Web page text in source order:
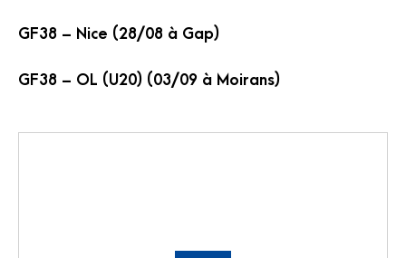
GF38 – Nice (28/08 à Gap)
GF38 – OL (U20) (03/09 à Moirans)